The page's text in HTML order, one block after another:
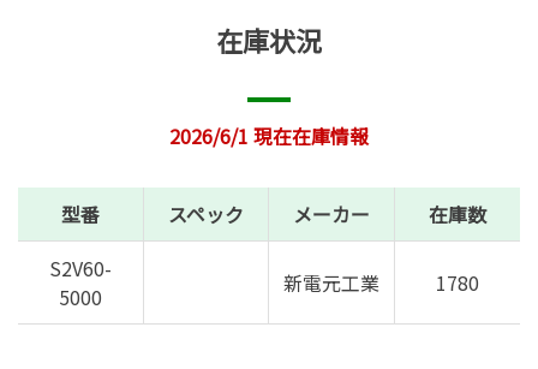
在庫状況
2026/6/1 現在在庫情報
型番 スペック メーカー
在庫数
S2V60-
5000
新電元工業 1780